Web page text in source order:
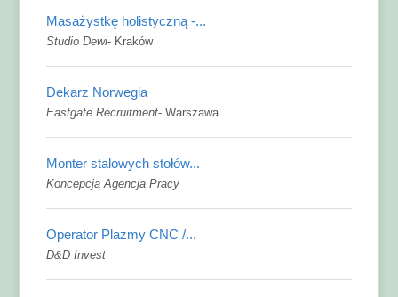
Masażystkę holistyczną -...
Studio Dewi- Kraków
Dekarz Norwegia
Eastgate Recruitment-Warszawa
Monter stalowych stołów...
Koncepcja Agencja Pracy
Operator Plazmy CNC /...
D&D Invest